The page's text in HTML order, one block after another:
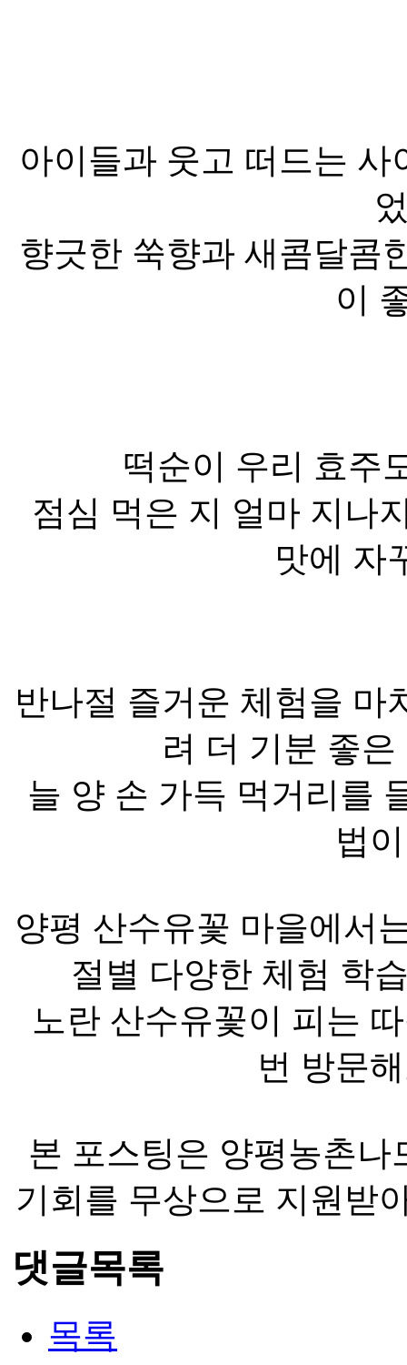
아이들과 웃고 떠드는
향긋한 쑥향과 새콤달콤
이
떡순이 우리 효주
점심 먹은 지 얼마 지나
맛에 자
반나절 즐거운 체험을 마
려 더 기분 좋
늘 양 손 가득 먹거리를
법
양평 산수유꽃 마을에서
절별 다양한 체험 학
노란 산수유꽃이 피는
번 방문
본 포스팅은 양평농촌
기회를 무상으로 지원받
댓글목록
목록